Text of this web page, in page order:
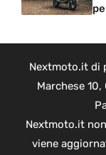
Nextmoto.it di
Marchese 10,
Nextmoto.it
viene